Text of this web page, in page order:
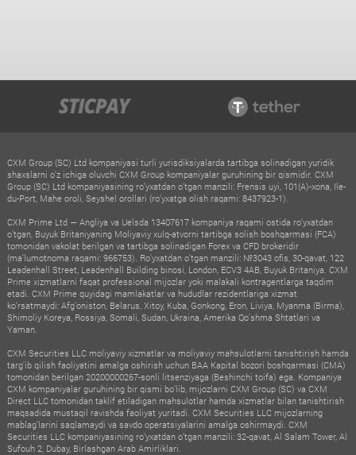
CXM Group (SC) Ltd kompaniyasi turli yurisdiksiyalarda tartibga solinadigan yuridik
shaxslarni o‘z ichiga oluvchi CXM Group kompaniyalar guruhining bir qismidir. CXM
Group (SC) Ltd kompaniyasining ro‘yxatdan o‘tgan manzili: Frensis uyi, 101(A)-xona, Ile-
du-Port, Mahe oroli, Seyshel orollari (ro‘yxatga olish raqami: 8437923-1).
CXM Prime Ltd — Angliya va Uelsda 13407617 kompaniya raqami ostida ro‘yxatdan
o‘tgan, Buyuk Britaniyaning Moliyaviy xulq-atvorni tartibga solish boshqarmasi (FCA)
tomonidan vakolat berilgan va tartibga solinadigan Forex va CFD brokeridir
(ma’lumotnoma raqami: 966753). Ro‘yxatdan o‘tgan manzili: №3043 ofis, 30-qavat, 122
Leadenhall Street, Leadenhall Building binosi, London, ECV3 4AB, Buyuk Britaniya. CXM
Prime xizmatlarni faqat professional mijozlar yoki malakali kontragentlarga taqdim
etadi. CXM Prime quyidagi mamlakatlar va hududlar rezidentlariga xizmat
ko‘rsatmaydi: Afg‘oniston, Belarus, Xitoy, Kuba, Gonkong, Eron, Liviya, Myanma (Birma),
Shimoliy Koreya, Rossiya, Somali, Sudan, Ukraina, Amerika Qo‘shma Shtatlari va
Yaman.
CXM Securities LLC moliyaviy xizmatlar va moliyaviy mahsulotlarni tanishtirish hamda
targ‘ib qilish faoliyatini amalga oshirish uchun BAA Kapital bozori boshqarmasi (CMA)
tomonidan berilgan 20200000267-sonli litsenziyaga (Beshinchi toifa) ega. Kompaniya
CXM kompaniyalar guruhining bir qismi bo‘lib, mijozlarni CXM Group (SC) va CXM
Direct LLC tomonidan taklif etiladigan mahsulotlar hamda xizmatlar bilan tanishtirish
maqsadida mustaqil ravishda faoliyat yuritadi. CXM Securities LLC mijozlarning
mablag‘larini saqlamaydi va savdo operatsiyalarini amalga oshirmaydi. CXM
Securities LLC kompaniyasining ro‘yxatdan o‘tgan manzili: 32-qavat, Al Salam Tower, Al
Sufouh 2, Dubay, Birlashgan Arab Amirliklari.